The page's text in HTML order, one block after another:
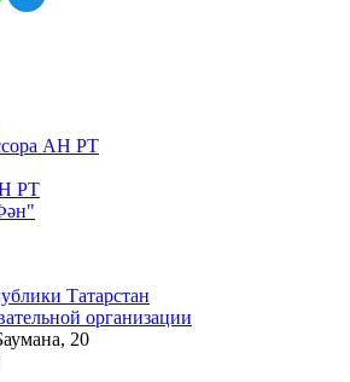
АН РТ
РТ
Татарстан
организации
20